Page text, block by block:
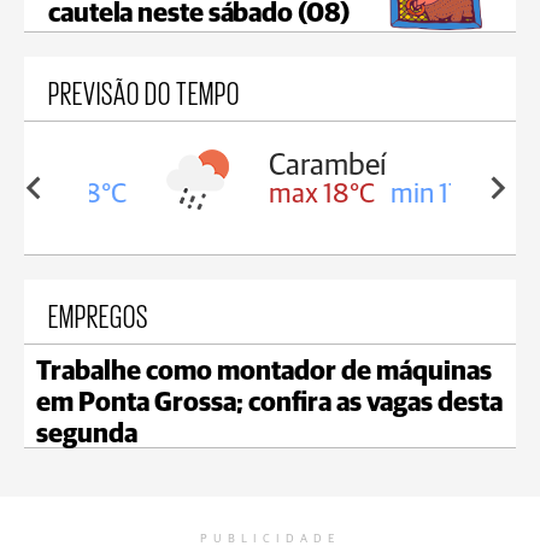
cautela neste sábado (08)
PREVISÃO DO TEMPO
18°C
Carambeí
max 18°C min 17°C
EMPREGOS
Trabalhe como montador de máquinas
em Ponta Grossa; confira as vagas desta
segunda
PUBLICIDADE